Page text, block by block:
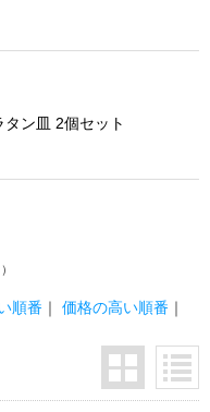
ン皿 2個セット
順番 ｜ 価格の高い順番 ｜